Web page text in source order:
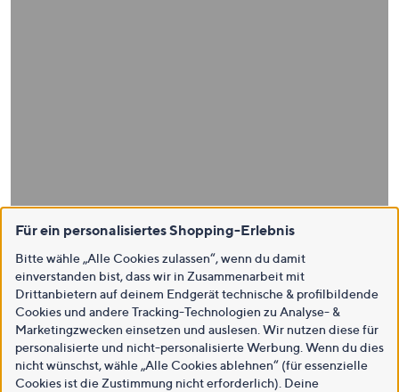
Für ein personalisiertes Shopping-Erlebnis
Bitte wähle „Alle Cookies zulassen“, wenn du damit
einverstanden bist, dass wir in Zusammenarbeit mit
Drittanbietern auf deinem Endgerät technische & profilbildende
Cookies und andere Tracking-Technologien zu Analyse- &
Marketingzwecken einsetzen und auslesen. Wir nutzen diese für
personalisierte und nicht-personalisierte Werbung. Wenn du dies
nicht wünschst, wähle „Alle Cookies ablehnen“ (für essenzielle
Cookies ist die Zustimmung nicht erforderlich). Deine